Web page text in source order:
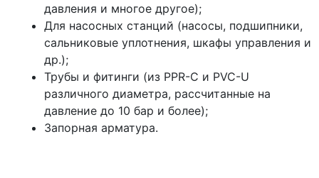
давления и многое другое);
Для насосных станций (насосы, подшипники,
сальниковые уплотнения, шкафы управления и
др.);
Трубы и фитинги (из PPR-C и PVC-U
различного диаметра, рассчитанные на
давление до 10 бар и более);
Запорная арматура.